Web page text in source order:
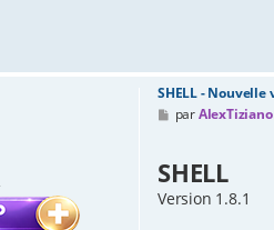
SHELL - Nouvelle
M
e
a
e
parAlexTiziano
SHELL
Version 1.8.1